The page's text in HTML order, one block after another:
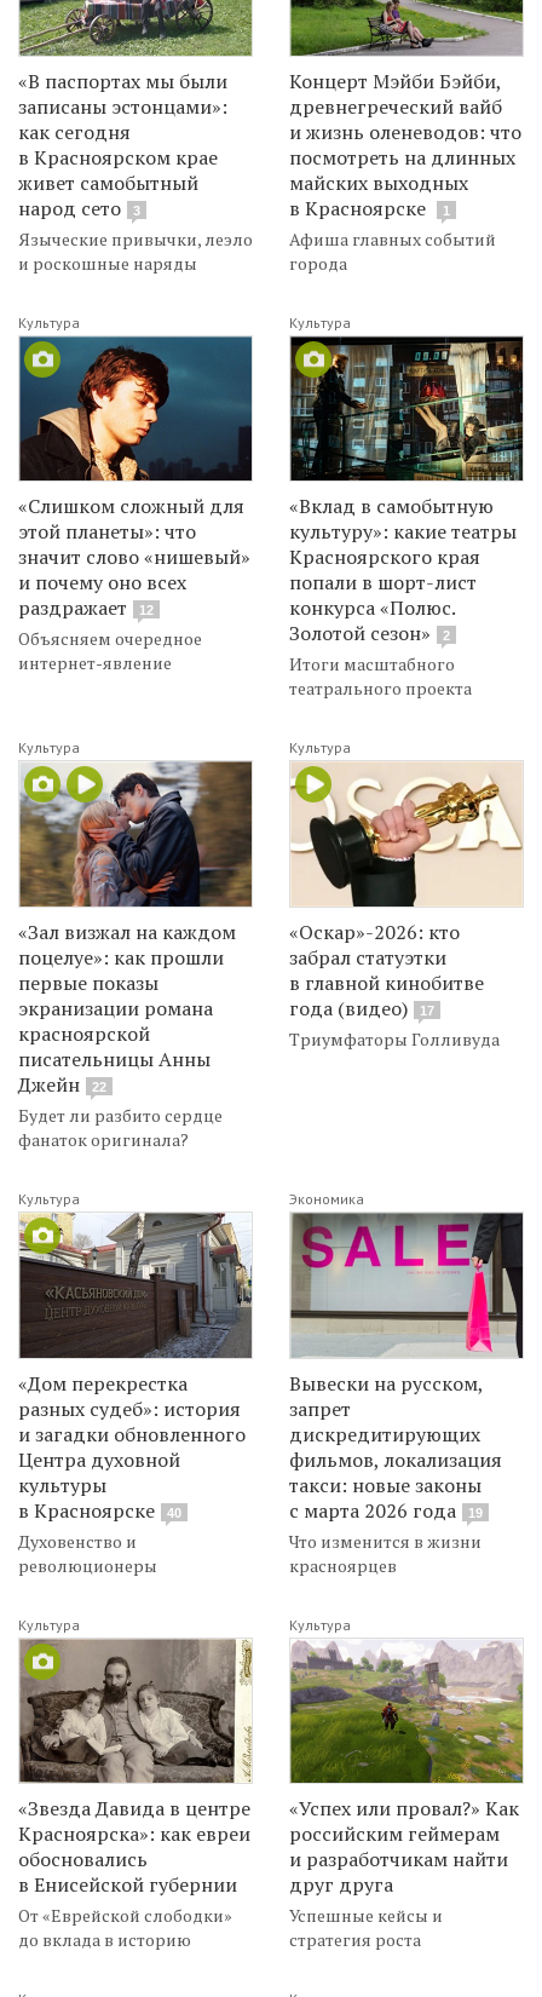
«В паспортах мы были
записаны эстонцами»:
как сегодня
в Красноярском крае
живет самобытный
народ сето
3
Языческие привычки, леэло
и роскошные наряды
Концерт Мэйби Бэйби,
древнегреческий вайб
и жизнь оленеводов: что
посмотреть на длинных
майских выходных
в Красноярске
1
Афиша главных событий
города
Культура
«Слишком сложный для
этой планеты»: что
значит слово «нишевый»
и почему оно всех
раздражает
12
Объясняем очередное
интернет-явление
Культура
«Вклад в самобытную
культуру»: какие театры
Красноярского края
попали в шорт-лист
конкурса «Полюс.
Золотой сезон»
2
Итоги масштабного
театрального проекта
Культура
«Зал визжал на каждом
поцелуе»: как прошли
первые показы
экранизации романа
красноярской
писательницы Анны
Джейн
22
Будет ли разбито сердце
фанаток оригинала?
Культура
«Оскар»-2026: кто
забрал статуэтки
в главной кинобитве
года (видео)
17
Триумфаторы Голливуда
Культура
«Дом перекрестка
разных судеб»: история
и загадки обновленного
Центра духовной
культуры
в Красноярске
40
Духовенство и
революционеры
Экономика
Вывески на русском,
запрет
дискредитирующих
фильмов, локализация
такси: новые законы
с марта 2026 года
19
Что изменится в жизни
красноярцев
Культура
«Звезда Давида в центре
Красноярска»: как евреи
обосновались
в Енисейской губернии
От «Еврейской слободки»
до вклада в историю
Культура
«Успех или провал?» Как
российским геймерам
и разработчикам найти
друг друга
Успешные кейсы и
стратегия роста